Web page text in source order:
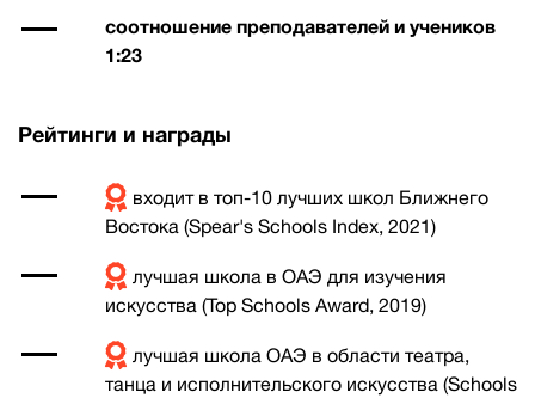
соотношение преподавателей и учеников
1:23
Рейтинги и награды
входит в топ-10 лучших школ Ближнего
Востока (Spear's Schools Index, 2021)
лучшая школа в ОАЭ для изучения
искусства (Top Schools Award, 2019)
лучшая школа ОАЭ в области театра,
танца и исполнительского искусства (Schools